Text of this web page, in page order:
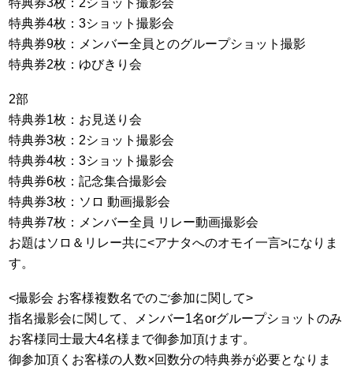
特典券3枚：2ショット撮影会
特典券4枚：3ショット撮影会
特典券9枚：メンバー全員とのグループショット撮影
特典券2枚：ゆびきり会
2部
特典券1枚：お見送り会
特典券3枚：2ショット撮影会
特典券4枚：3ショット撮影会
特典券6枚：記念集合撮影会
特典券3枚：ソロ 動画撮影会
特典券7枚：メンバー全員 リレー動画撮影会
お題はソロ＆リレー共に<アナタへのオモイ一言>になりま
す。
<撮影会 お客様複数名でのご参加に関して>
指名撮影会に関して、メンバー1名orグループショットのみ
お客様同士最大4名様まで御参加頂けます。
御参加頂くお客様の人数×回数分の特典券が必要となりま